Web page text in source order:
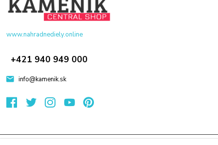
www.nahradnediely.online
+421 940 949 000
info@kamenik.sk